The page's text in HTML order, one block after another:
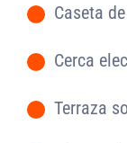
- Caseta
- Cerca
- Terraza